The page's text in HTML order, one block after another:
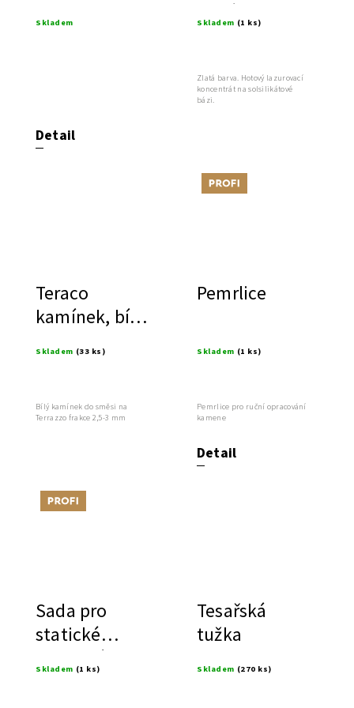
Skladem
Detail
zlatá barva
Skladem (1 ks)
Zlatá barva. Hotový lazurovací
koncentrát na solsilikátové
bázi.
Teraco
kamínek, bílý,
Skladem (33 ks)
Bílý kamínek do směsi na
Terrazzo frakce 2,5-3 mm
Tip
Pemrlice
Skladem (1 ks)
Detail
Pemrlice pro ruční opracování
kamene
Tip
Sada pro
statické
zajištění
Skladem (1 ks)
Tesařská
tužka
Skladem (270 ks)